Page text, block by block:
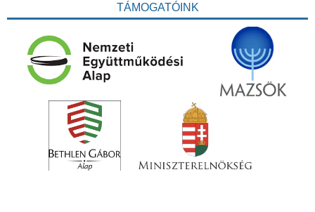
TÁMOGATÓINK